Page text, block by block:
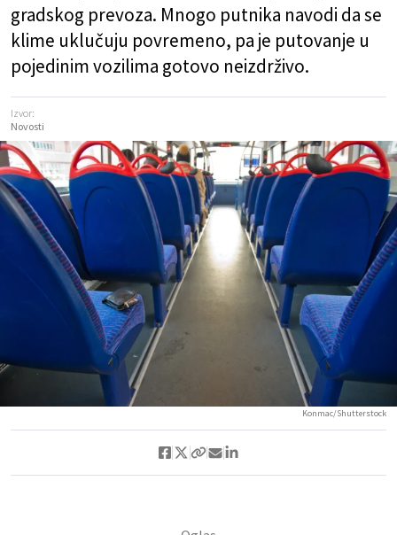
gradskog prevoza. Mnogo putnika navodi da se
klime uklučuju povremeno, pa je putovanje u
pojedinim vozilima gotovo neizdrživo.
Izvor:
Novosti
Konmac/Shutterstock